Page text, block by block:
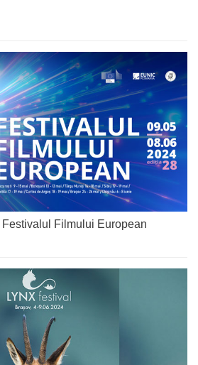
Festivalul Filmului European